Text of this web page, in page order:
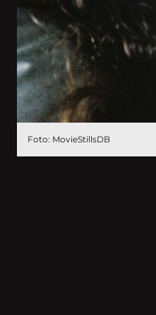
Foto: MovieStillsDB